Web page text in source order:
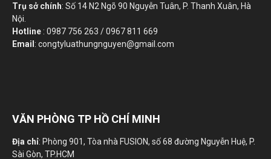
Trụ sở chính: Số 14 N2 Ngõ 90 Nguyễn Tuân, P. Thanh Xuân, Hà
Nội.
Hotline : 0987 756 263 / 0967 811 669
Email : congtyluathungnguyen@gmail.com
VĂN PHÒNG TP HỒ CHÍ MINH
Địa chỉ: Phòng 901, Tòa nhà FUSION, số 68 đường Nguyễn Huệ, P.
Sài Gòn, TP.HCM